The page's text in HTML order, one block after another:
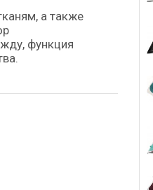
а также
функция